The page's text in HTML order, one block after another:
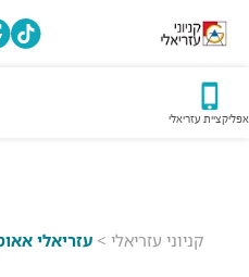
אפליקציית עזריאלי